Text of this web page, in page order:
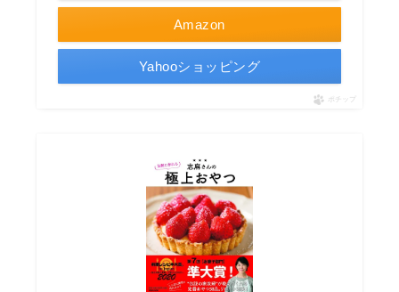
Amazon
Yahooショッピング
ポチップ